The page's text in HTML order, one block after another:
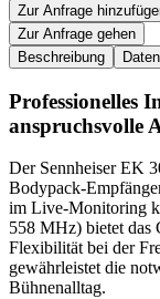
Zur Anfrage
Zur Anfrage gehen
Beschreibung
Professionelles
anspruchsvolle
Der Sennheiser EK
Bodypack-
im Live-Monitoring
558 MHz) bietet das
Flexibilität bei der
gewährleistet die
Bühnenalltag.